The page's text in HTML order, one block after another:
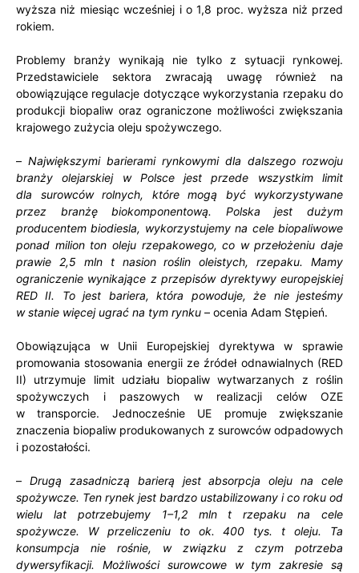
wyższa niż miesiąc wcześniej i o 1,8 proc. wyższa niż przed
rokiem.
Problemy branży wynikają nie tylko z sytuacji rynkowej.
Przedstawiciele sektora zwracają uwagę również na
obowiązujące regulacje dotyczące wykorzystania rzepaku do
produkcji biopaliw oraz ograniczone możliwości zwiększania
krajowego zużycia oleju spożywczego.
– Największymi barierami rynkowymi dla dalszego rozwoju
branży olejarskiej w Polsce jest przede wszystkim limit
dla surowców rolnych, które mogą być wykorzystywane
przez branżę biokomponentową. Polska jest dużym
producentem biodiesla, wykorzystujemy na cele biopaliwowe
ponad milion ton oleju rzepakowego, co w przełożeniu daje
prawie 2,5 mln t nasion roślin oleistych, rzepaku. Mamy
ograniczenie wynikające z przepisów dyrektywy europejskiej
RED II. To jest bariera, która powoduje, że nie jesteśmy
w stanie więcej ugrać na tym rynku – ocenia Adam Stępień.
Obowiązująca w Unii Europejskiej dyrektywa w sprawie
promowania stosowania energii ze źródeł odnawialnych (RED
II) utrzymuje limit udziału biopaliw wytwarzanych z roślin
spożywczych i paszowych w realizacji celów OZE
w transporcie. Jednocześnie UE promuje zwiększanie
znaczenia biopaliw produkowanych z surowców odpadowych
i pozostałości.
– Drugą zasadniczą barierą jest absorpcja oleju na cele
spożywcze. Ten rynek jest bardzo ustabilizowany i co roku od
wielu lat potrzebujemy 1–1,2 mln t rzepaku na cele
spożywcze. W przeliczeniu to ok. 400 tys. t oleju. Ta
konsumpcja nie rośnie, w związku z czym potrzeba
dywersyfikacji. Możliwości surowcowe w tym zakresie są